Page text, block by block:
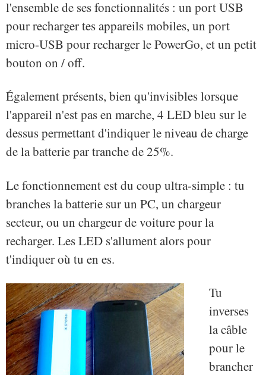
l'ensemble de ses fonctionnalités : un port USB
pour recharger tes appareils mobiles, un port
micro-USB pour recharger le PowerGo, et un petit
bouton on / off.
Également présents, bien qu'invisibles lorsque
l'appareil n'est pas en marche, 4 LED bleu sur le
dessus permettant d'indiquer le niveau de charge
de la batterie par tranche de 25%.
Le fonctionnement est du coup ultra-simple : tu
branches la batterie sur un PC, un chargeur
secteur, ou un chargeur de voiture pour la
recharger. Les LED s'allument alors pour
t'indiquer où tu en es.
Tu
inverses
la câble
pour le
brancher